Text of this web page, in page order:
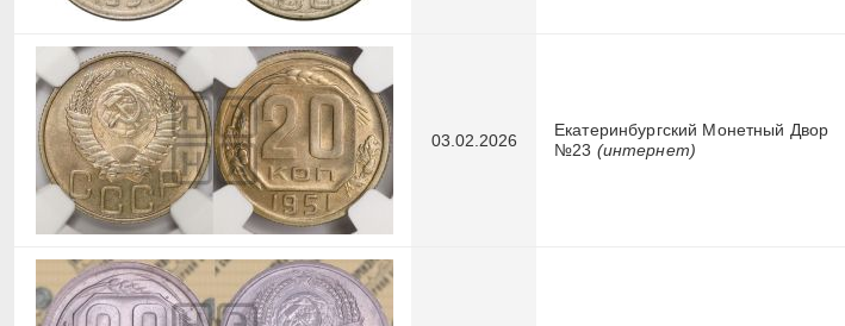
03.02.2026
Екатеринбургский Монетный Двор
№23 (интернет)